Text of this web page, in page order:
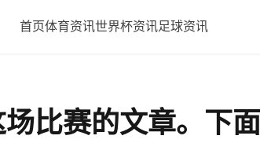
首页体育资讯世界杯资讯足球资讯
比赛的文章。下面